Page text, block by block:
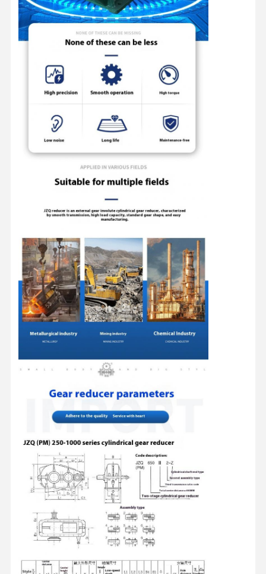
Casa Produtos Vídeos
Quem
Somos
Fábrica
Controle De
Qualidade
Fale
Conosco
Converse
Gancho de guindaste
Carro de Extremidade
Bloco de poleia de guindaste
Garras
Dispositivos de elevação
Acessórios para guindastes